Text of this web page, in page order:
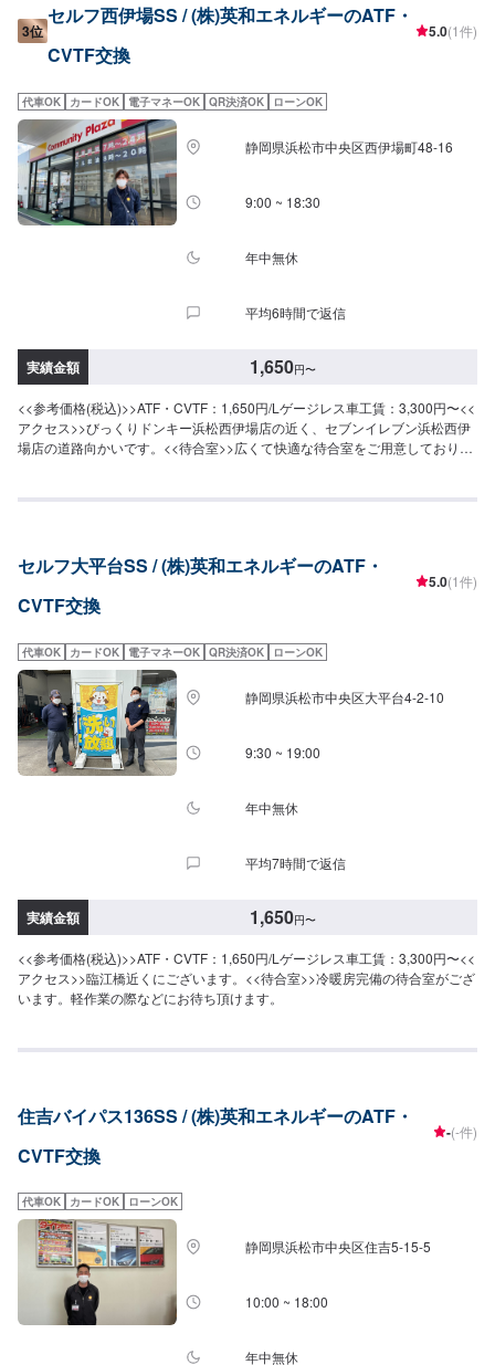
3位
セルフ西伊場SS / (株)英和エネルギーのATF・
CVTF交換
5.0(1件)
代車OK カードOK 電子マネーOK QR決済OK ローンOK
静岡県浜松市中央区西伊場町48-16
9:00 ~ 18:30
年中無休
平均6時間で返信
実績金額 1,650円〜
<<参考価格(税込)>>ATF・CVTF：1,650円/Lゲージレス車工賃：3,300円〜<<
アクセス>>びっくりドンキー浜松西伊場店の近く、セブンイレブン浜松西伊
場店の道路向かいです。<<待合室>>広くて快適な待合室をご用意しておりま
セルフ大平台SS / (株)英和エネルギーのATF・
CVTF交換
5.0(1件)
代車OK カードOK 電子マネーOK QR決済OK ローンOK
静岡県浜松市中央区大平台4-2-10
9:30 ~ 19:00
年中無休
平均7時間で返信
実績金額 1,650円〜
<<参考価格(税込)>>ATF・CVTF：1,650円/Lゲージレス車工賃：3,300円〜<<
アクセス>>臨江橋近くにございます。<<待合室>>冷暖房完備の待合室がござ
います。軽作業の際などにお待ち頂けます。
住吉バイパス136SS / (株)英和エネルギーのATF・
CVTF交換
-(-件)
代車OK カードOK ローンOK
静岡県浜松市中央区住吉5-15-5
10:00 ~ 18:00
年中無休